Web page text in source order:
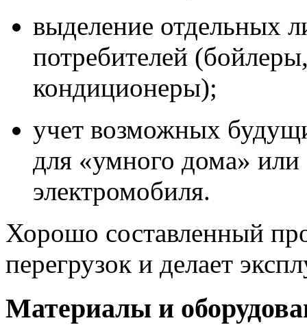
выделение отдельных
потребителей
кондиционеры);
учет возможных
для «умного дома» или
электромобиля.
Хорошо составленный
перегрузок и делает
Материалы и